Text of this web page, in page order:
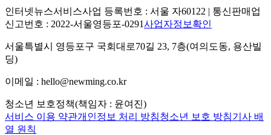
인터넷뉴스서비스사업 등록번호 : 서울 자60122 | 통신판매업
신고번호 : 2022-서울영등포-0291사업자정보확인
서울특별시 영등포구 국회대로70길 23, 7층(여의도동, 용산빌
딩)
이메일 : hello@newming.co.kr
청소년 보호정책(책임자 : 윤여진)
서비스 이용 약관개인정보 처리 방침청소년 보호 방침기사 배
열 원칙